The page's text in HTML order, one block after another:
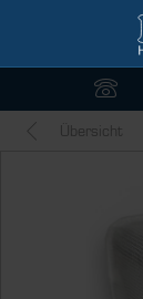
Übersicht